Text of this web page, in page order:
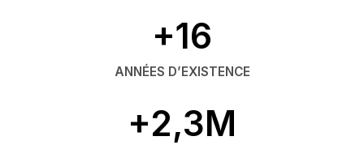
+16
ANNÉES D’EXISTENCE
+2,3M